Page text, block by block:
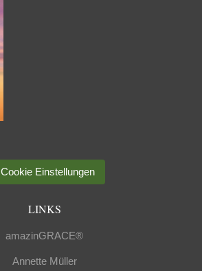
Cookie Einstellungen
LINKS
amazinGRACE®
Annette Müller